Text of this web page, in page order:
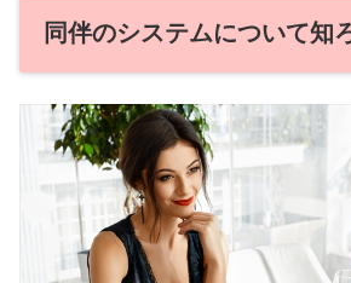
同伴のシステムについて知